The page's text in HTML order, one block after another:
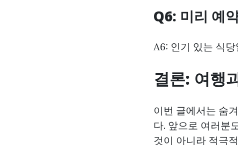
Q6: 미리 예
A6: 인기 있는 식
결론: 여행
이번 글에서는 숨
다. 앞으로 여러분
것이 아니라 적극